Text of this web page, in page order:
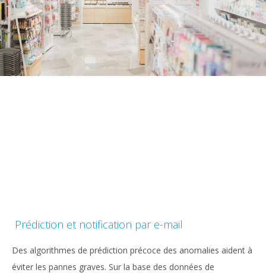
Prédiction et notification par e-mail
Des algorithmes de prédiction précoce des anomalies aident à
éviter les pannes graves. Sur la base des données de